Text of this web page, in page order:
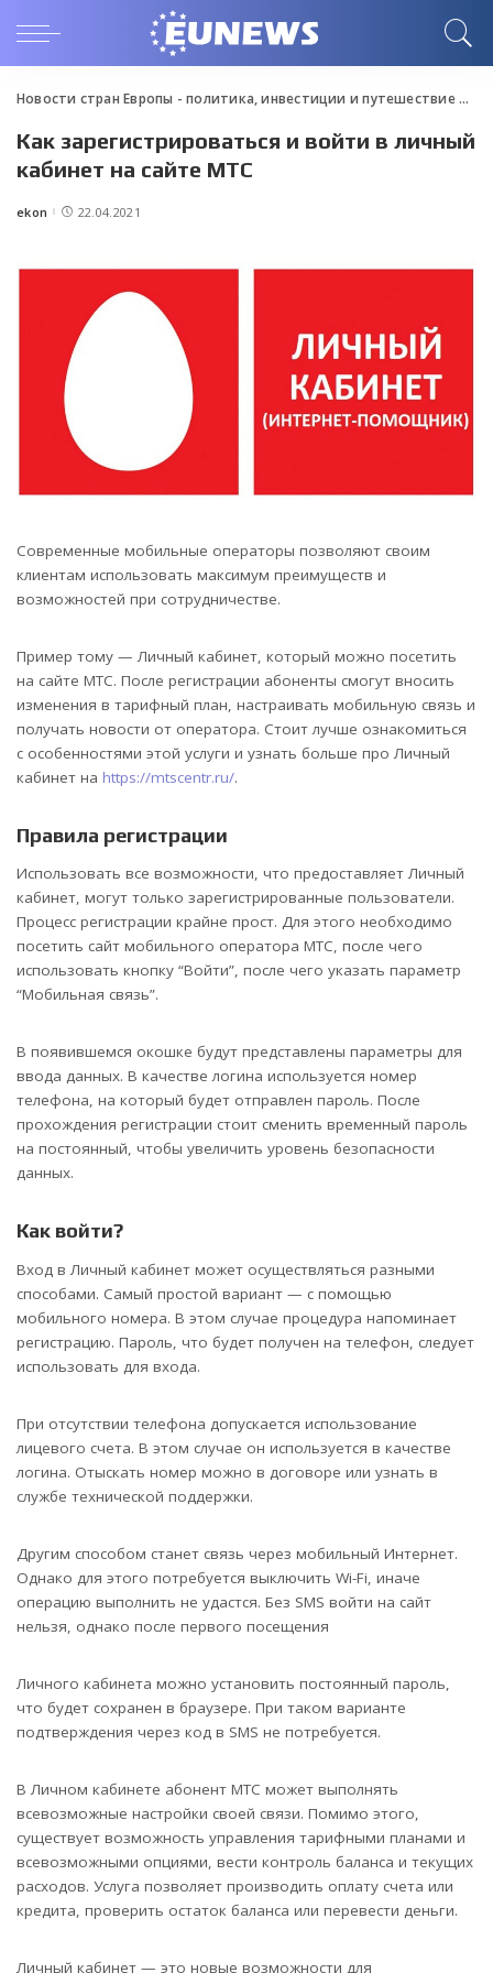
Новости стран Европы - политика, инвестиции и путешествие>
Как зарегистрироваться и войти в личный
кабинет на сайте МТС
Posted
ekon 22.04.2021
Современные мобильные операторы позволяют своим
клиентам использовать максимум преимуществ и
возможностей при сотрудничестве.
Пример тому — Личный кабинет, который можно посетить
на сайте МТС. После регистрации абоненты смогут вносить
изменения в тарифный план, настраивать мобильную связь и
получать новости от оператора. Стоит лучше ознакомиться
с особенностями этой услуги и узнать больше про Личный
кабинет на https://mtscentr.ru/.
Правила регистрации
Использовать все возможности, что предоставляет Личный
кабинет, могут только зарегистрированные пользователи.
Процесс регистрации крайне прост. Для этого необходимо
посетить сайт мобильного оператора МТС, после чего
использовать кнопку “Войти”, после чего указать параметр
“Мобильная связь”.
В появившемся окошке будут представлены параметры для
ввода данных. В качестве логина используется номер
телефона, на который будет отправлен пароль. После
прохождения регистрации стоит сменить временный пароль
на постоянный, чтобы увеличить уровень безопасности
данных.
Как войти?
Вход в Личный кабинет может осуществляться разными
способами. Самый простой вариант — с помощью
мобильного номера. В этом случае процедура напоминает
регистрацию. Пароль, что будет получен на телефон, следует
использовать для входа.
При отсутствии телефона допускается использование
лицевого счета. В этом случае он используется в качестве
логина. Отыскать номер можно в договоре или узнать в
службе технической поддержки.
Другим способом станет связь через мобильный Интернет.
Однако для этого потребуется выключить Wi-Fi, иначе
операцию выполнить не удастся. Без SMS войти на сайт
нельзя, однако после первого посещения
Личного кабинета можно установить постоянный пароль,
что будет сохранен в браузере. При таком варианте
подтверждения через код в SMS не потребуется.
В Личном кабинете абонент МТС может выполнять
всевозможные настройки своей связи. Помимо этого,
существует возможность управления тарифными планами и
всевозможными опциями, вести контроль баланса и текущих
расходов. Услуга позволяет производить оплату счета или
кредита, проверить остаток баланса или перевести деньги.
Личный кабинет — это новые возможности для